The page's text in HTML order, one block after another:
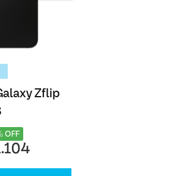
Zflip
OFF